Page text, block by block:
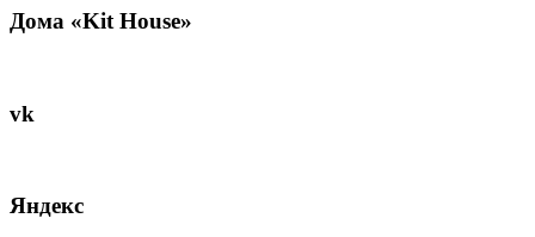
Дома «Kit House»
vk
Яндекс